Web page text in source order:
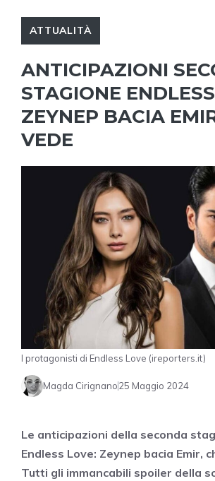
ATTUALITÀ
ANTICIPAZIONI
STAGIONE
ZEYNEP BACIA
VEDE
I protagonisti di Endless Love (ireporters.it)
Magda Cirignano25 Maggio 2024
Le anticipazioni della seconda
Endless Love: Zeynep bacia Emir,
Tutti gli immancabili spoiler della